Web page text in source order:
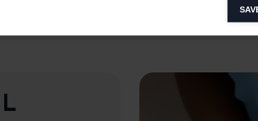
cookies help us improve our website by collecting and reporting
and engaging advertisements. By enabling marketing cookies,
for personalized advertising across various platforms.